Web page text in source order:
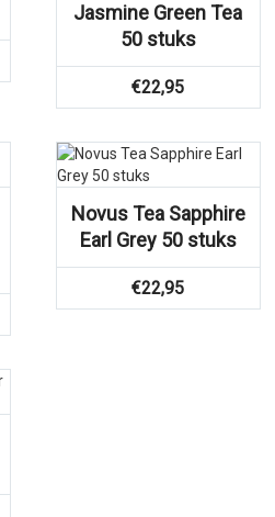
Jasmine Green Tea
50 stuks
€22,95
Novus Tea Sapphire
Earl Grey 50 stuks
€22,95